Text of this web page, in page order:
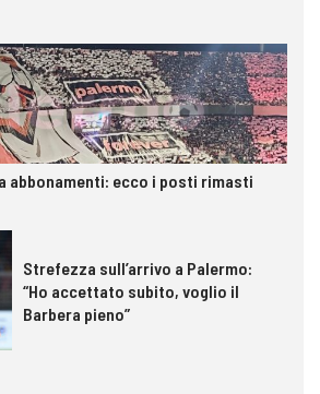
abbonamenti: ecco i posti rimasti
Strefezza sull’arrivo a Palermo:
“Ho accettato subito, voglio il
Barbera pieno”